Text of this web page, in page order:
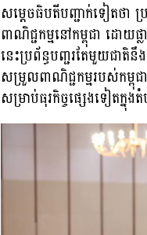
សម្ដេចធិបតីបញ្ជាក់ទៀតថា
ពាណិជ្ជកម្មនៅកម្ពុជា ដោយផ្
នេះប្រព័ន្ធបញ្ជរតែមួយជាតិ
សម្រួលពាណិជ្ជកម្មរបស់កម្ពុ
សម្រាប់ធុរកិច្ចផ្សេងទៀតក្